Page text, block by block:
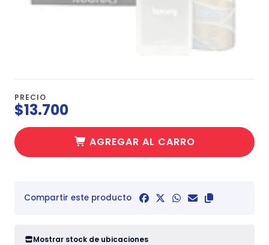
PRECIO
$13.700
AGREGAR AL CARRO
Compartir este producto
Mostrar stock de ubicaciones